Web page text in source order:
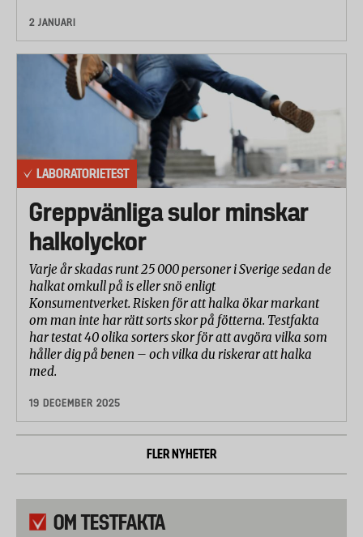
2 JANUARI
LABORATORIETEST
Greppvänliga sulor minskar
halkolyckor
Varje år skadas runt 25 000 personer i Sverige sedan de
halkat omkull på is eller snö enligt
Konsumentverket. Risken för att halka ökar markant
om man inte har rätt sorts skor på fötterna. Testfakta
har testat 40 olika sorters skor för att avgöra vilka som
håller dig på benen – och vilka du riskerar att halka
med.
19 DECEMBER 2025
FLER NYHETER
OM TESTFAKTA